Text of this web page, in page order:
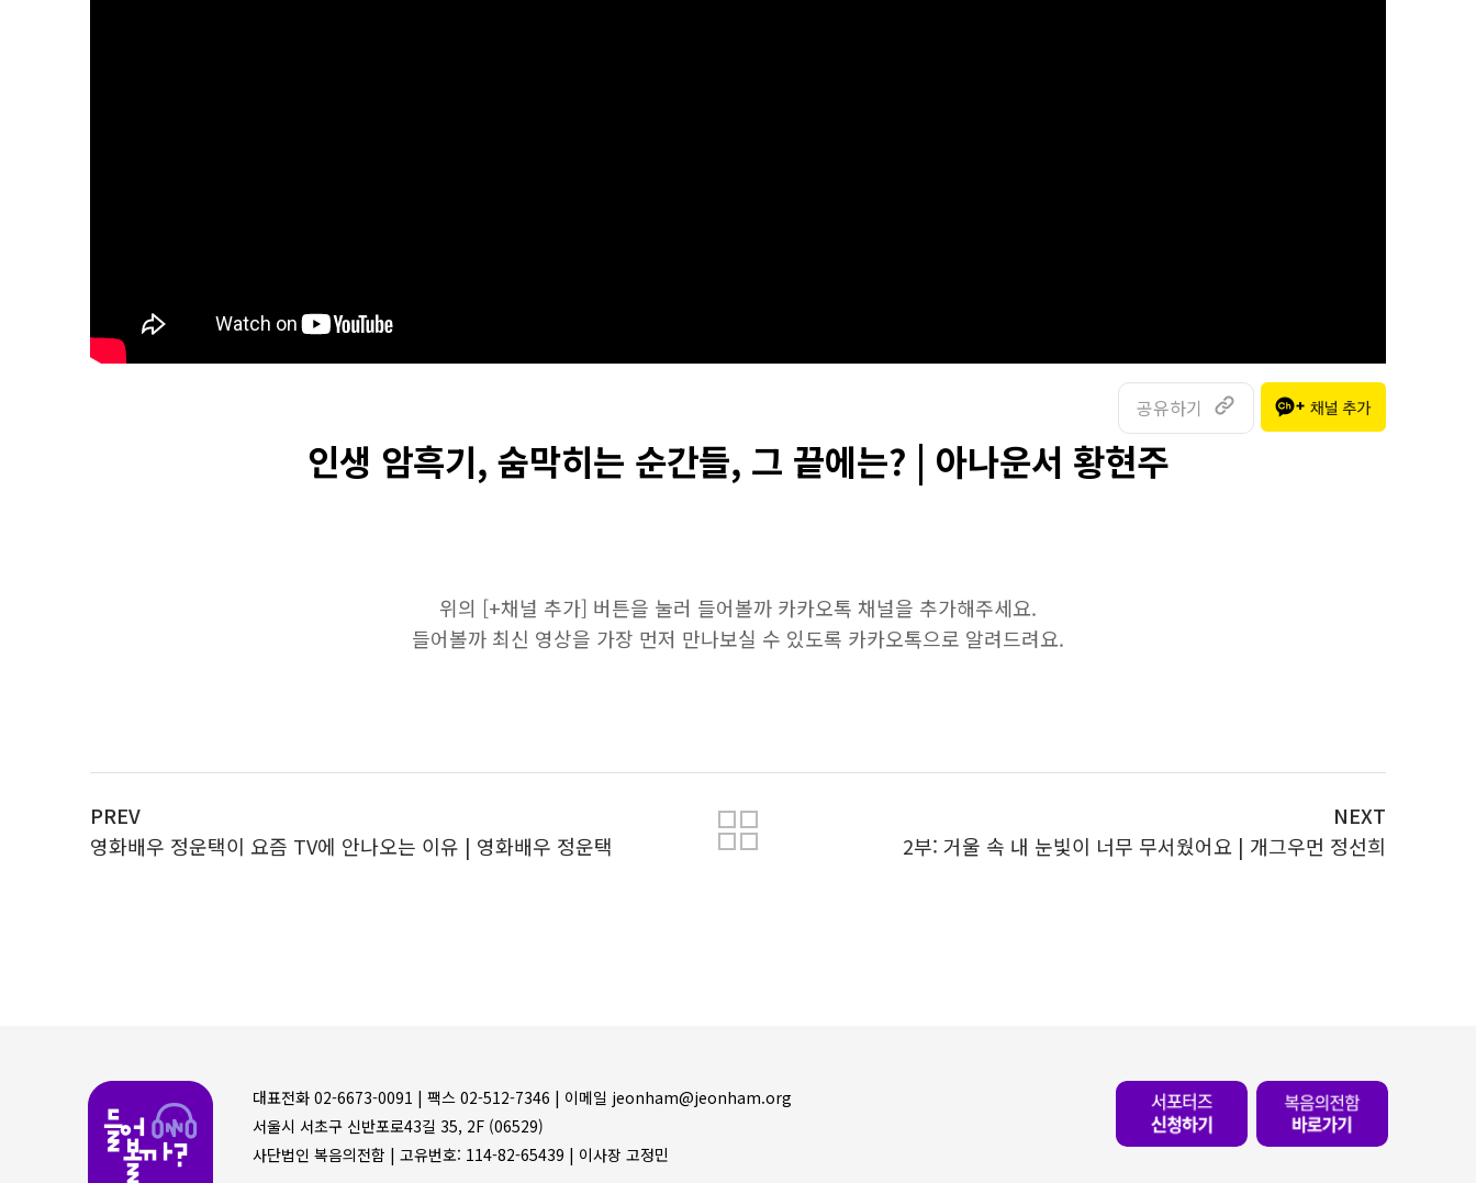
공유하기
인생 암흑기, 숨막히는 순간들, 그 끝에는? | 아나운서 황현주
위의 [+채널 추가] 버튼을 눌러 들어볼까 카카오톡 채널을 추가해주세요.
들어볼까 최신 영상을 가장 먼저 만나보실 수 있도록 카카오톡으로 알려드려요.
PREV
영화배우 정운택이 요즘 TV에 안나오는 이유 | 영화배우 정운택
목록
NEXT
2부: 거울 속 내 눈빛이 너무 무서웠어요 | 개그우먼 정선희
대표전화 02-6673-0091 | 팩스 02-512-7346 | 이메일 jeonham@jeonham.org
서울시 서초구 신반포로43길 35, 2F (06529)
사단법인 복음의전함 | 고유번호: 114-82-65439 | 이사장 고정민